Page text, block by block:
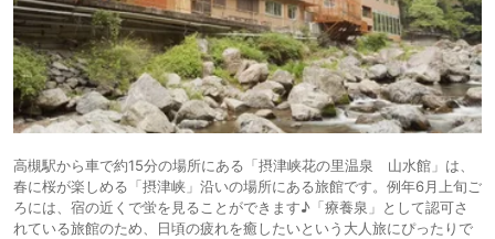
高槻駅から車で約15分の場所にある「摂津峡花の里温泉 山水館」は、
春に桜が楽しめる「摂津峡」沿いの場所にある旅館です。例年6月上旬ご
ろには、宿の近くで蛍を見ることができます♪「療養泉」として認可さ
れている旅館のため、日頃の疲れを癒したいという大人旅にぴったりで